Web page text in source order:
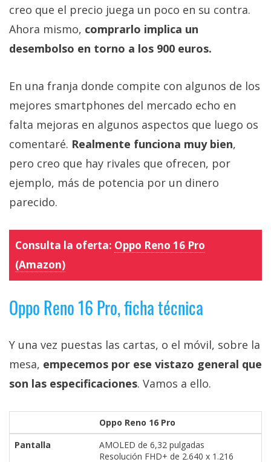
creo que el precio juega un poco en su contra.
Ahora mismo, comprarlo implica un
desembolso en torno a los 900 euros.
En una franja donde compite con algunos de los
mejores smartphones del mercado echo en
falta mejoras en algunos aspectos que luego os
comentaré. Realmente funciona muy bien,
pero creo que hay rivales que ofrecen, por
ejemplo, más de potencia por un dinero
parecido.
Consulta la oferta: Oppo Reno 16 Pro
(Amazon)
Oppo Reno 16 Pro, ficha técnica
Y una vez puestas las cartas, o el móvil, sobre la
mesa, empecemos por ese vistazo general que
son las especificaciones. Vamos a ello.
Oppo Reno 16 Pro
Pantalla
AMOLED de 6,32 pulgadas
Resolución FHD+ de 2.640 x 1.216